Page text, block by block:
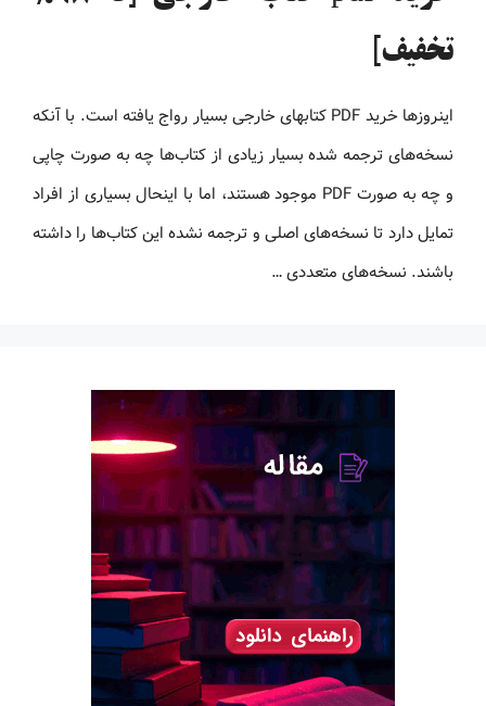
تخفیف]
اینروزها خرید PDF کتاب‎های خارجی بسیار رواج یافته است. با آنکه
نسخه‌های ترجمه شده بسیار زیادی از کتاب‌ها چه به صورت چاپی
و چه به صورت PDF موجود هستند، اما با اینحال بسیاری از افراد
تمایل دارد تا نسخه‌های اصلی و ترجمه نشده این کتاب‌ها را داشته
باشند. نسخه‌های متعددی …